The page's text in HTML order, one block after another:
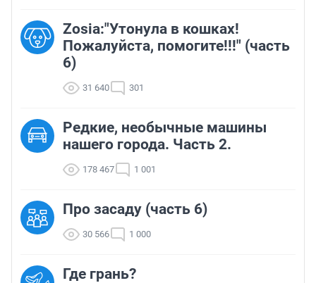
Zosia:"Утонула в кошках!
Пожалуйста, помогите!!!" (часть
6)
31 640 301
Редкие, необычные машины
нашего города. Часть 2.
178 467 1 001
Про засаду (часть 6)
30 566 1 000
Где грань?